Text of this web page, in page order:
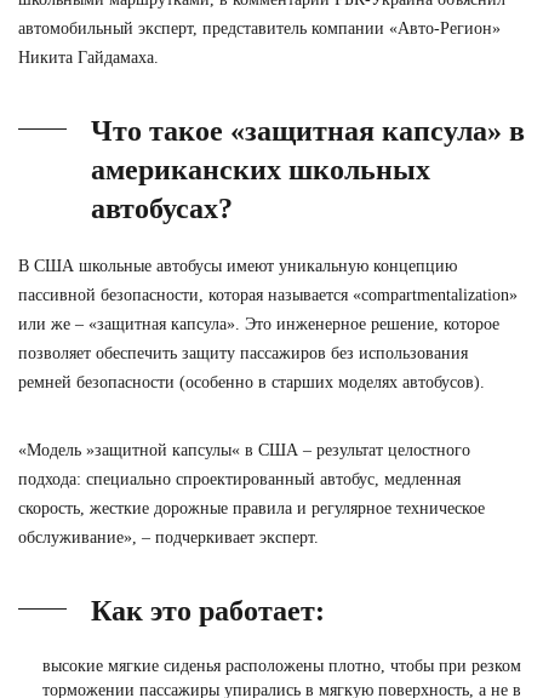
автомобильный эксперт, представитель компании «Авто-Регион»
Никита Гайдамаха.
Что такое «защитная капсула» в
американских школьных
автобусах?
В США школьные автобусы имеют уникальную концепцию
пассивной безопасности, которая называется «compartmentalization»
или же – «защитная капсула». Это инженерное решение, которое
позволяет обеспечить защиту пассажиров без использования
ремней безопасности (особенно в старших моделях автобусов).
«Модель »защитной капсулы« в США – результат целостного
подхода: специально спроектированный автобус, медленная
скорость, жесткие дорожные правила и регулярное техническое
обслуживание», – подчеркивает эксперт.
Как это работает:
высокие мягкие сиденья расположены плотно, чтобы при резком
торможении пассажиры упирались в мягкую поверхность, а не в